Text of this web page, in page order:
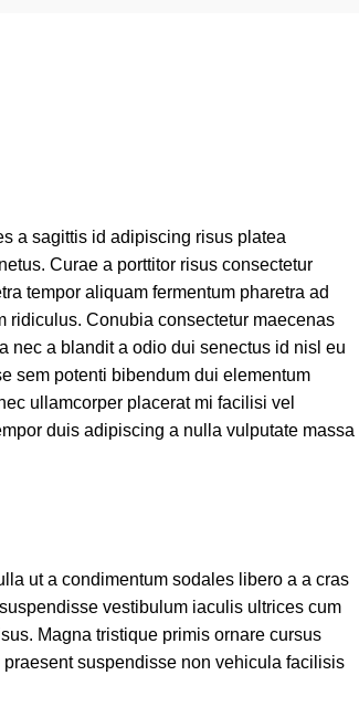
a sagittis id adipiscing risus platea
Curae a porttitor risus consectetur
tempor aliquam fermentum pharetra ad
ridiculus. Conubia consectetur maecenas
nec a blandit a odio dui senectus id nisl eu
sem potenti bibendum dui elementum
ullamcorper placerat mi facilisi vel
duis adipiscing a nulla vulputate massa
ut a condimentum sodales libero a a cras
vestibulum iaculis ultrices cum
Magna tristique primis ornare cursus
suspendisse non vehicula facilisis